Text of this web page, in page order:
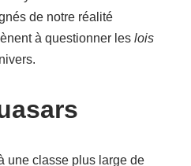
de notre réalité
à questionner les lois
une classe plus large de